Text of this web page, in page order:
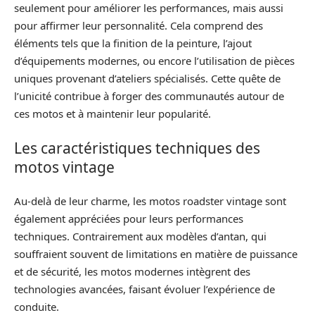
seulement pour améliorer les performances, mais aussi
pour affirmer leur personnalité. Cela comprend des
éléments tels que la finition de la peinture, l’ajout
d’équipements modernes, ou encore l’utilisation de pièces
uniques provenant d’ateliers spécialisés. Cette quête de
l’unicité contribue à forger des communautés autour de
ces motos et à maintenir leur popularité.
Les caractéristiques techniques des
motos vintage
Au-delà de leur charme, les motos roadster vintage sont
également appréciées pour leurs performances
techniques. Contrairement aux modèles d’antan, qui
souffraient souvent de limitations en matière de puissance
et de sécurité, les motos modernes intègrent des
technologies avancées, faisant évoluer l’expérience de
conduite.